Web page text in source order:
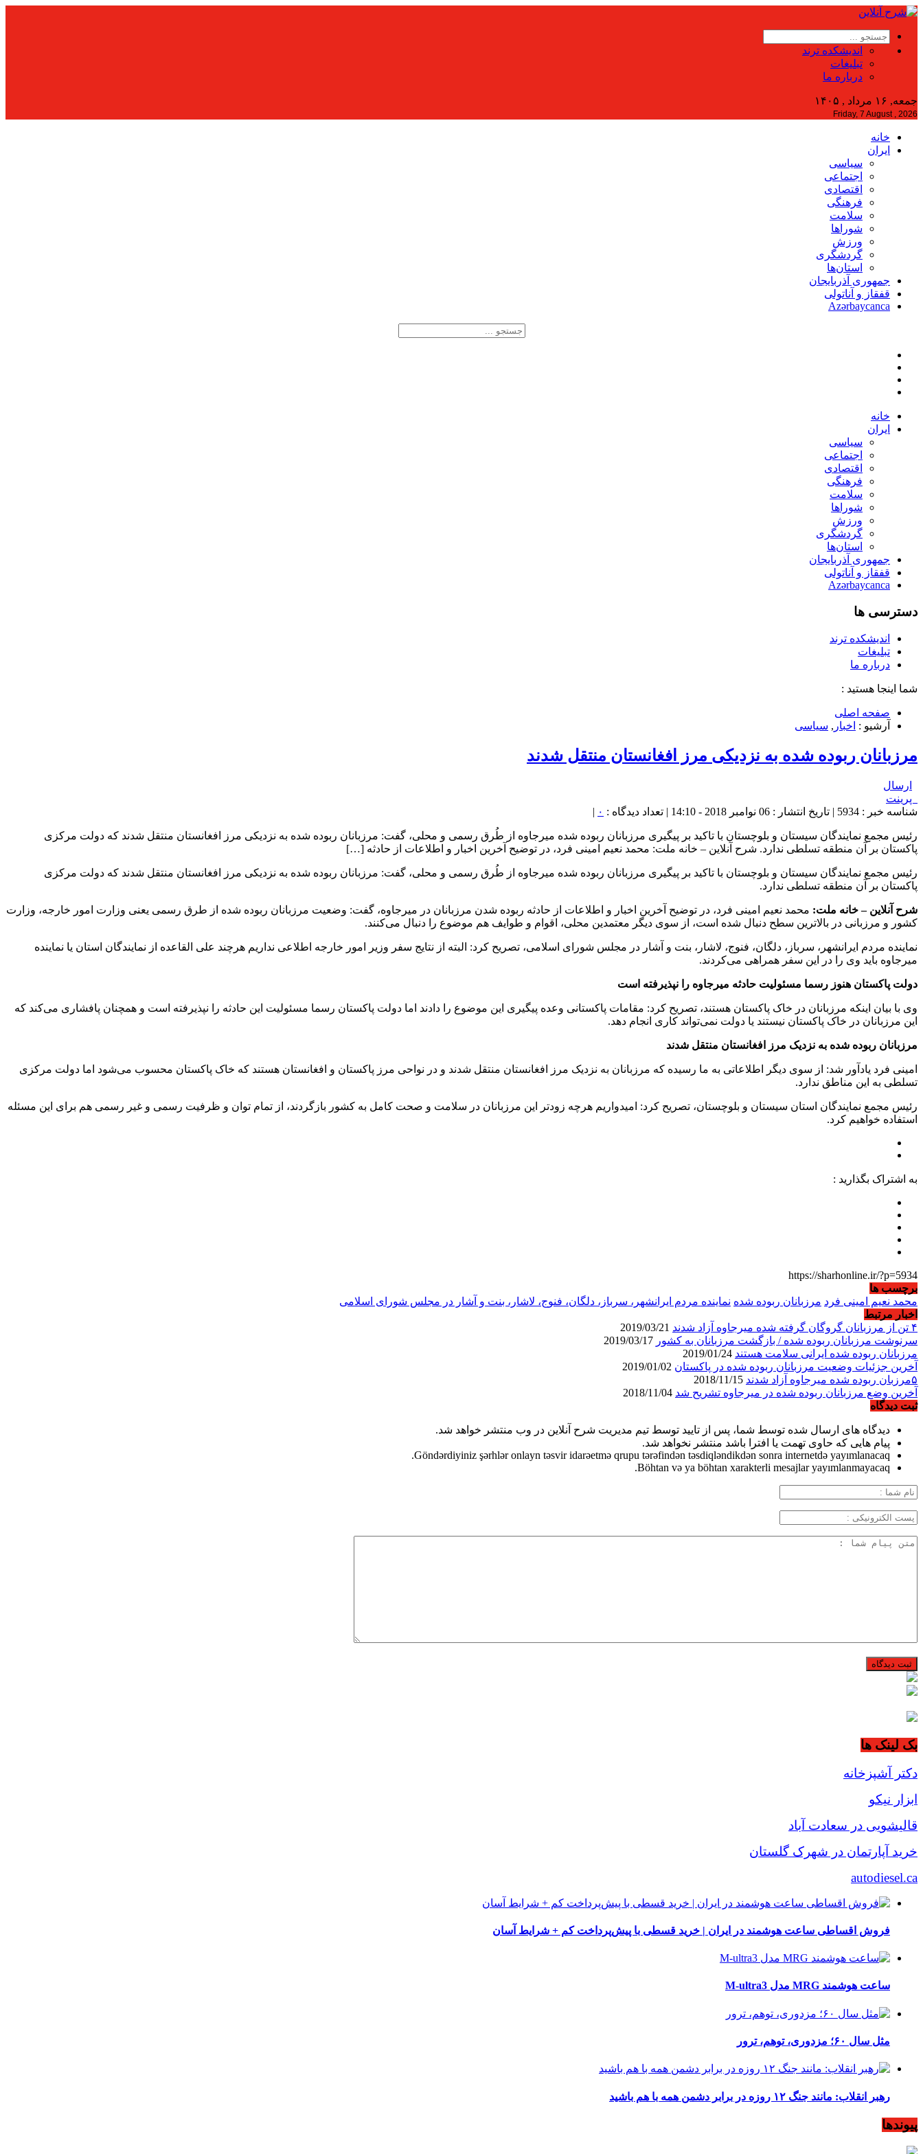
اندیشکده ترند
تبلیغات
درباره ما
جمعه, ۱۶ مرداد , ۱۴۰۵
Friday, 7 August , 2026
خانه
ایران
سیاسی
اجتماعی
اقتصادی
فرهنگی
سلامت
شوراها
ورزش
گردشگری
استان‌ها
جمهوری آذربایجان
قفقاز و آناتولی
Azərbaycanca
خانه
ایران
سیاسی
اجتماعی
اقتصادی
فرهنگی
سلامت
شوراها
ورزش
گردشگری
استان‌ها
جمهوری آذربایجان
قفقاز و آناتولی
Azərbaycanca
دسترسی ها
اندیشکده ترند
تبلیغات
درباره ما
شما اینجا هستید :
صفحه اصلی
آرشیو : اخبار , سیاسی
مرزبانان ربوده شده به نزدیکی مرز افغانستان منتقل شدند
ارسال
پرینت
شناسه خبر : 5934 | تاریخ انتشار : 06 نوامبر 2018 - 14:10 | تعداد دیدگاه :
۰ |
رئیس مجمع نمایندگان سیستان و بلوچستان با تاکید بر پیگیری مرزبانان ربوده شده میرجاوه از طُرق رسمی و محلی، گفت: مرزبانان ربوده شده به نزدیکی مرز افغانستان منتقل شدند که دولت مرکزی
پاکستان بر آن منطقه تسلطی ندارد. شرح آنلاین – خانه ملت: محمد نعیم امینی فرد، در توضیح آخرین اخبار و اطلاعات از حادثه […]
رئیس مجمع نمایندگان سیستان و بلوچستان با تاکید بر پیگیری مرزبانان ربوده شده میرجاوه از طُرق رسمی و محلی، گفت: مرزبانان ربوده شده به نزدیکی مرز افغانستان منتقل شدند که دولت مرکزی
پاکستان بر آن منطقه تسلطی ندارد.
شرح آنلاین – خانه ملت: محمد نعیم امینی فرد، در توضیح آخرین اخبار و اطلاعات از حادثه ربوده شدن مرزبانان در میرجاوه، گفت: وضعیت مرزبانان ربوده شده از طرق رسمی یعنی وزارت امور خارجه، وزارت
کشور و مرزبانی در بالاترین سطح دنبال شده است، از سوی دیگر معتمدین محلی‌، اقوام و طوایف هم موضوع را دنبال می‌کنند.
نماینده مردم ایرانشهر، سرباز، دلگان، فنوج، لاشار، بنت و آشار در مجلس شورای اسلامی، تصریح کرد: البته از نتایج سفر وزیر امور خارجه اطلاعی نداریم هرچند علی القاعده از نمایندگان استان یا نماینده
میرجاوه باید وی را در این سفر همراهی می‌کردند.
دولت پاکستان هنوز رسما مسئولیت حادثه میرجاوه را نپذیرفته است
وی با بیان اینکه مرزبانان در خاک پاکستان هستند، تصریح کرد: مقامات پاکستانی وعده پیگیری این موضوع را دادند اما دولت پاکستان رسما مسئولیت این حادثه را نپذیرفته است و همچنان پافشاری می‌کند که
این مرزبانان در خاک پاکستان نیستند یا دولت نمی‌تواند کاری انجام دهد.
مرزبانان ربوده شده به نزدیک مرز افغانستان منتقل شدند
امینی فرد یادآور شد: از سوی دیگر اطلاعاتی به ما رسیده که مرزبانان به نزدیک مرز افغانستان منتقل شدند و در نواحی مرز پاکستان و افغانستان هستند که خاک پاکستان محسوب می‌شود اما دولت مرکزی
تسلطی به این مناطق ندارد.
رئیس مجمع نمایندگان استان سیستان و بلوچستان، تصریح کرد: امیدواریم هرچه زودتر این مرزبانان در سلامت و صحت کامل به کشور بازگردند، از تمام توان و ظرفیت رسمی و غیر رسمی هم برای این مسئله
استفاده خواهیم کرد.
به اشتراک بگذارید :
https://sharhonline.ir/?p=5934
برچسب ها
محمد نعیم امینی فرد مرزبانان ربوده شده نماینده مردم ایرانشهر، سرباز، دلگان، فنوج، لاشار، بنت و آشار در مجلس شورای اسلامی
اخبار مرتبط
۴ تن از مرزبانان گروگان گرفته شده میرجاوه آزاد شدند
سرنوشت مرزبانان ربوده شده / بازگشت مرزبانان به کشور
مرزبانان ربوده شده ایرانی سلامت هستند
آخرین جزئیات وضعیت مرزبانان ربوده شده در پاکستان
۵مرزبان ربوده شده میرجاوه آزاد شدند
آخرین وضع مرزبانان ربوده شده‌ در میرجاوه تشریح شد
ثبت دیدگاه
دیدگاه های ارسال شده توسط شما، پس از تایید توسط تیم مدیریت شرح آنلاین در وب منتشر خواهد شد.
پیام هایی که حاوی تهمت یا افترا باشد منتشر نخواهد شد.
Göndərdiyiniz şərhlər onlayn təsvir idarəetmə qrupu tərəfindən təsdiqləndikdən sonra internetdə yayımlanacaq.
Böhtan və ya böhtan xarakterli mesajlar yayımlanmayacaq.
بک لینک ها
دکتر آشپزخانه
ابزار نیکو
قالیشویی در سعادت آباد
خرید آپارتمان در شهرک گلستان
autodiesel.ca
فروش اقساطی ساعت هوشمند در ایران | خرید قسطی با پیش‌پرداخت کم + شرایط آسان
ساعت هوشمند MRG مدل M-ultra3
مثل سال ۶۰؛ مزدوری، توهم، ترور
رهبر انقلاب: مانند جنگ ۱۲ روزه در برابر دشمن همه با هم باشید
پیوندها